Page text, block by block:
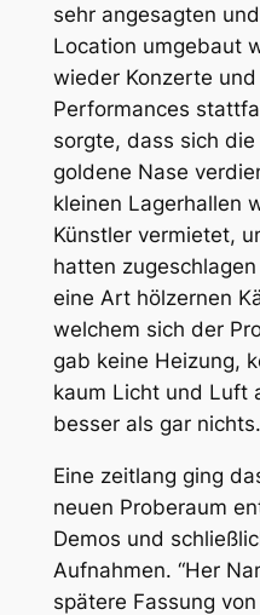
sehr angesagten
Location umgebaut
wieder Konzerte
Performances
sorgte, dass sich
goldene Nase
kleinen Lagerhallen
Künstler vermietet,
hatten
eine Art hölzernen
welchem sich der
gab keine Heizung,
kaum Licht und Luft
besser als gar nichts.
Eine zeitlang ging
neuen Proberaum
Demos und
Aufnahmen. “Her
spätere Fassung